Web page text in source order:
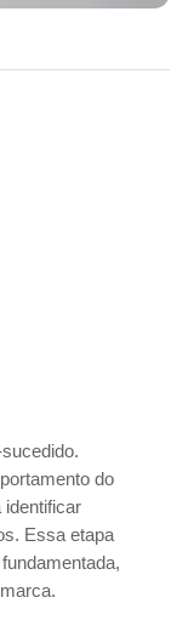
do
Essa etapa